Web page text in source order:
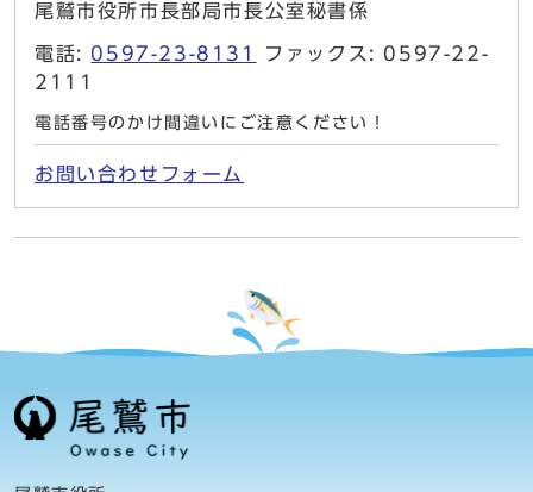
尾鷲市役所市長部局市長公室秘書係
電話: 0597-23-8131
ファックス: 0597-22-
2111
電話番号のかけ間違いにご注意ください！
お問い合わせフォーム